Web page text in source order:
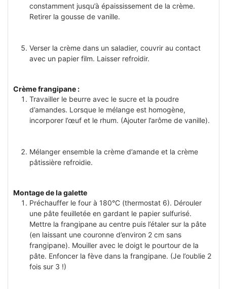
constamment jusqu’à épaississement de la crème.
Retirer la gousse de vanille.
Verser la crème dans un saladier, couvrir au contact
avec un papier film. Laisser refroidir.
Crème frangipane :
Travailler le beurre avec le sucre et la poudre
d’amandes. Lorsque le mélange est homogène,
incorporer l’œuf et le rhum. (Ajouter l’arôme de vanille).
Mélanger ensemble la crème d’amande et la crème
pâtissière refroidie.
Montage de la galette
Préchauffer le four à 180°C (thermostat 6). Dérouler
une pâte feuilletée en gardant le papier sulfurisé.
Mettre la frangipane au centre puis l’étaler sur la pâte
(en laissant une couronne d’environ 2 cm sans
frangipane). Mouiller avec le doigt le pourtour de la
pâte. Enfoncer la fève dans la frangipane. (Je l’oublie 2
fois sur 3 !)